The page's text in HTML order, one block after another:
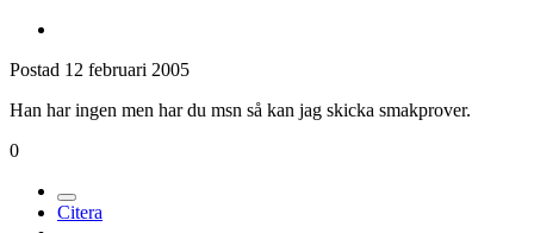
Postad 12 februari 2005
Han har ingen men har du msn så kan jag skicka smakprover.
0
Citera